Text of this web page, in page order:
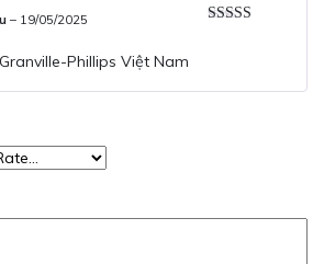
– 19/05/2025
Phillips Việt Nam